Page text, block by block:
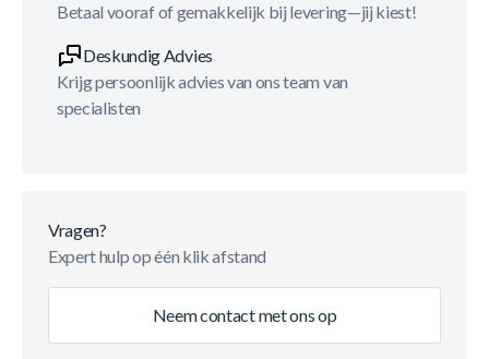
Betaal vooraf of gemakkelijk bij levering—jij kiest!
Deskundig Advies
Krijg persoonlijk advies van ons team van
specialisten
Vragen?
Expert hulp op één klik afstand
Neem contact met ons op